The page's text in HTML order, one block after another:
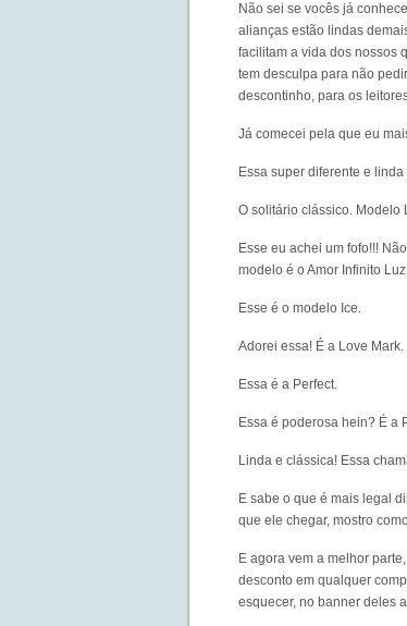
Não sei se vocês já
alianças estão lindas
facilitam a vida dos nossos
tem desculpa para não
descontinho, para os
Já comecei pela que eu
Essa super diferente e
O solitário clássico. Modelo
Esse eu achei um fofo!!!
modelo é o Amor Infinito
Esse é o modelo Ice.
Adorei essa! É a Love Mark.
Essa é a Perfect.
Essa é poderosa hein? É a
Linda e clássica! Essa
E sabe o que é mais legal
que ele chegar, mostro
E agora vem a melhor
desconto em qualquer
esquecer, no banner deles